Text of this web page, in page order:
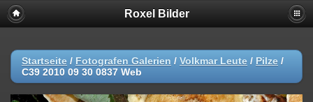
Roxel Bilder
Startseite / Fotografen Galerien / Volkmar Leute / Pilze /
C39 2010 09 30 0837 Web